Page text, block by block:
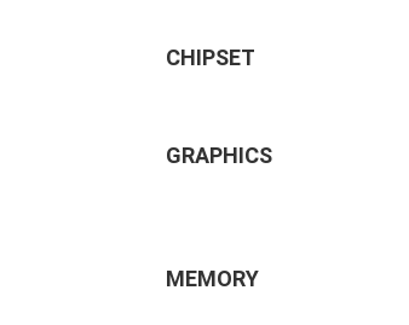
CHIPSET
GRAPHICS
MEMORY